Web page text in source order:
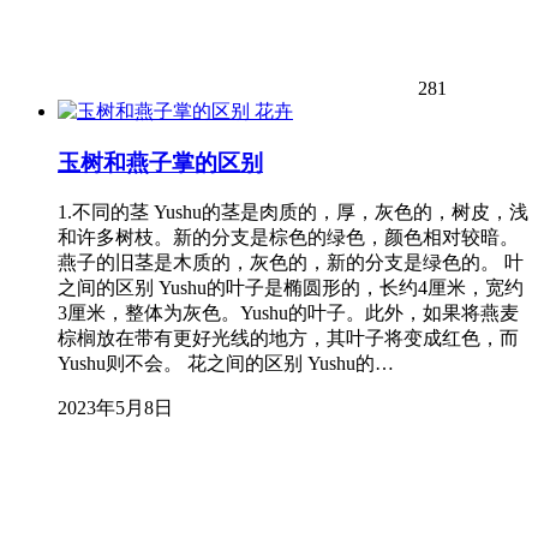
281
花卉
玉树和燕子掌的区别
1.不同的茎 Yushu的茎是肉质的，厚，灰色的，树皮，浅
和许多树枝。新的分支是棕色的绿色，颜色相对较暗。
燕子的旧茎是木质的，灰色的，新的分支是绿色的。 叶
之间的区别 Yushu的叶子是椭圆形的，长约4厘米，宽约
3厘米，整体为灰色。Yushu的叶子。此外，如果将燕麦
棕榈放在带有更好光线的地方，其叶子将变成红色，而
Yushu则不会。 花之间的区别 Yushu的…
2023年5月8日